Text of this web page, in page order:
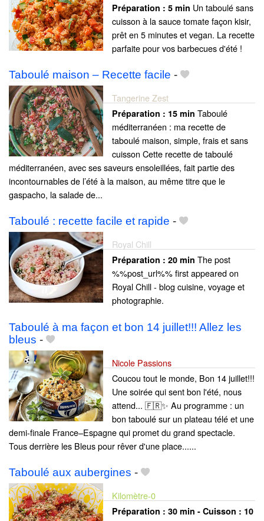
Préparation : 5 min Un taboulé sans
cuisson à la sauce tomate façon kisir,
prêt en 5 minutes et vegan. La recette
parfaite pour vos barbecues d'été !
Taboulé maison – Recette facile -
Tangerine Zest
Préparation : 15 min Taboulé
méditerranéen : ma recette de
taboulé maison, simple, frais et sans
cuisson Cette recette de taboulé
méditerranéen, avec ses saveurs ensoleillées, fait partie des
incontournables de l’été à la maison, au même titre que le
gaspacho, la salade de...
Taboulé : recette facile et rapide -
Royal Chill
Préparation : 20 min The post
%%post_url%% first appeared on
Royal Chill - blog cuisine, voyage et
photographie.
Taboulé à ma façon et bon 14 juillet!!! Allez les
bleus -
Nicole Passions
Coucou tout le monde, Bon 14 juillet!!!
Une soirée qui sent bon l'été, nous
attend... 🇫🇷✨ Au programme : un
bon taboulé sur un plateau télé et une
demi-finale France–Espagne qui promet du grand spectacle.
Tous derrière les Bleus pour rêver d'une place......
Taboulé aux aubergines -
Kilomètre-0
Préparation : 30 min - Cuisson : 10